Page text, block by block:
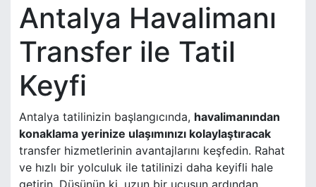
Antalya Havalimanı
Transfer ile Tatil
Keyfi
Antalya tatilinizin başlangıcında, havalimanından
konaklama yerinize ulaşımınızı kolaylaştıracak
transfer hizmetlerinin avantajlarını keşfedin. Rahat
ve hızlı bir yolculuk ile tatilinizi daha keyifli hale